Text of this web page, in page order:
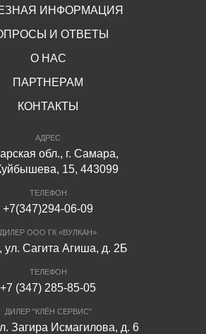
ИНФОРМАЦИЯ
И ОТВЕТЫ
О НАС
ПАРТНЕРАМ
КОНТАКТЫ
АДРЕС
обл., г. Самара,
15, 443099
ТЕЛЕФОН
+7(347)294-06-09
ДИЛЕР ООО ГК «ВУЛКАН»
ул. Сагита Агиша, д. 2Б
ТЕЛЕФОН
+7 (347) 285-85-05
ДИЛЕР "КЛЁН СЕРВИС"
Загира Исмагилова, д. 6